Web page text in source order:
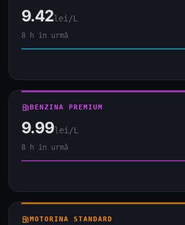
9.42lei/L
8 h în urmă
local_gas_stationBENZINA PREMIUM
9.99lei/L
8 h în urmă
local_gas_stationMOTORINA STANDARD